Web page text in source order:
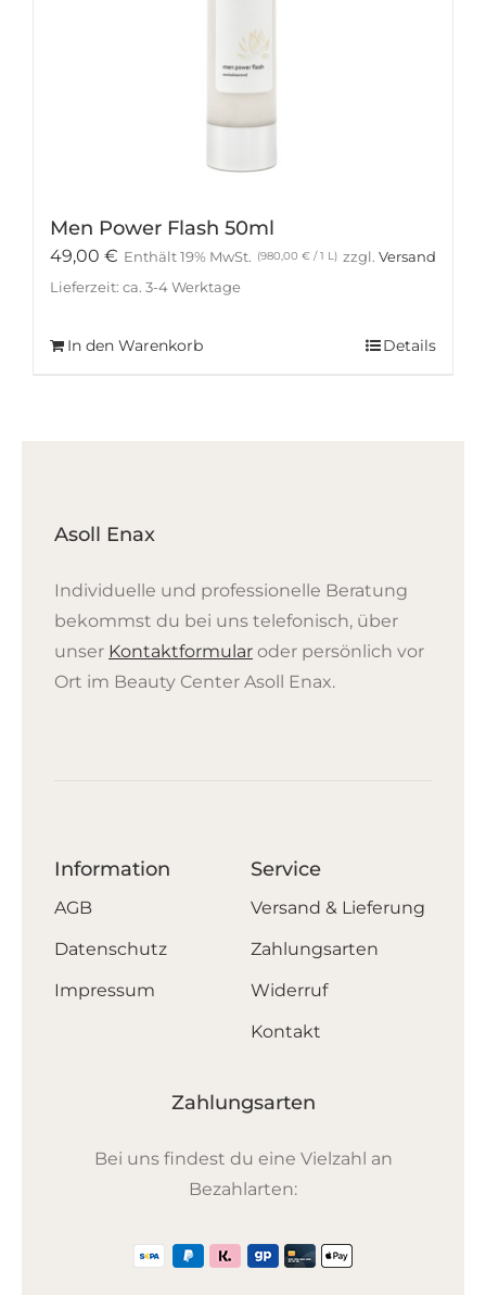
Men Power Flash 50ml
49,00 € Enthält 19% MwSt. (980,00 € / 1 L) zzgl. Versand
Lieferzeit: ca. 3-4 Werktage
In den Warenkorb Details
Asoll Enax
Individuelle und professionelle Beratung
bekommst du bei uns telefonisch, über
unser Kontaktformularoder persönlich vor
Ort im Beauty Center Asoll Enax.
Information
AGB
Datenschutz
Impressum
Service
Versand & Lieferung
Zahlungsarten
Widerruf
Kontakt
Zahlungsarten
Bei uns findest du eine Vielzahl an
Bezahlarten: